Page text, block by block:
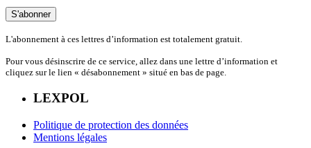
S'abonner
L'abonnement à ces lettres d’information est totalement gratuit.
Pour vous désinscrire de ce service, allez dans une lettre d’information et
cliquez sur le lien « désabonnement » situé en bas de page.
LEXPOL
Politique de protection des données
Mentions légales